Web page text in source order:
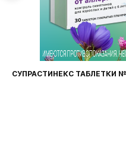
СУПРАСТИНЕКС ТАБЛЕТКИ